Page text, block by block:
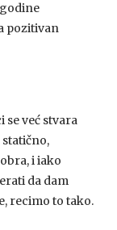
pozitivan
već stvara
i iako
da dam
recimo to tako.